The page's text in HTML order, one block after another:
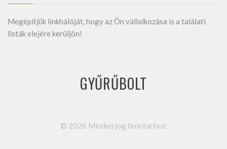
Megépítjük linkhálóját, hogy az Ön vállalkozása is a találati
listák elejére kerüljön!
GYŰRŰBOLT
© 2026 Minden jog fenntartva!